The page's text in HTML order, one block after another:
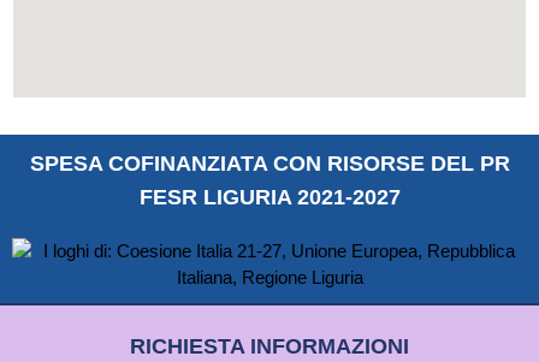
SPESA COFINANZIATA CON RISORSE DEL PR
FESR LIGURIA 2021-2027
RICHIESTA INFORMAZIONI